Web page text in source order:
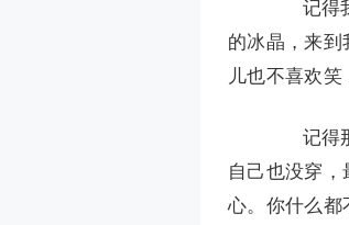
记得我
的冰晶，来到
儿也不喜欢
记得那
自己也没穿
心。你什么都